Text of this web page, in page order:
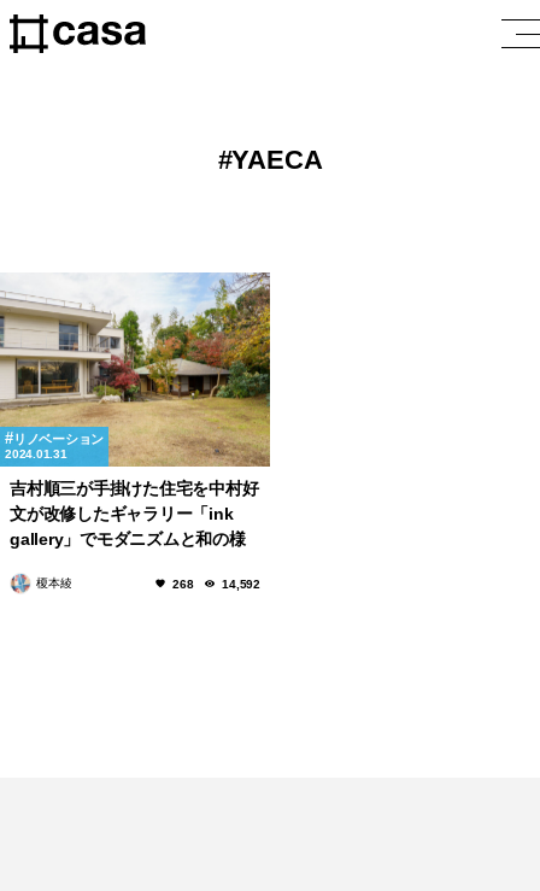
YAECA
リノベーション
2024.01.31
吉村順三が手掛けた住宅を中村好
文が改修したギャラリー「ink
gallery」でモダニズムと和の様
榎本綾 268 14,592